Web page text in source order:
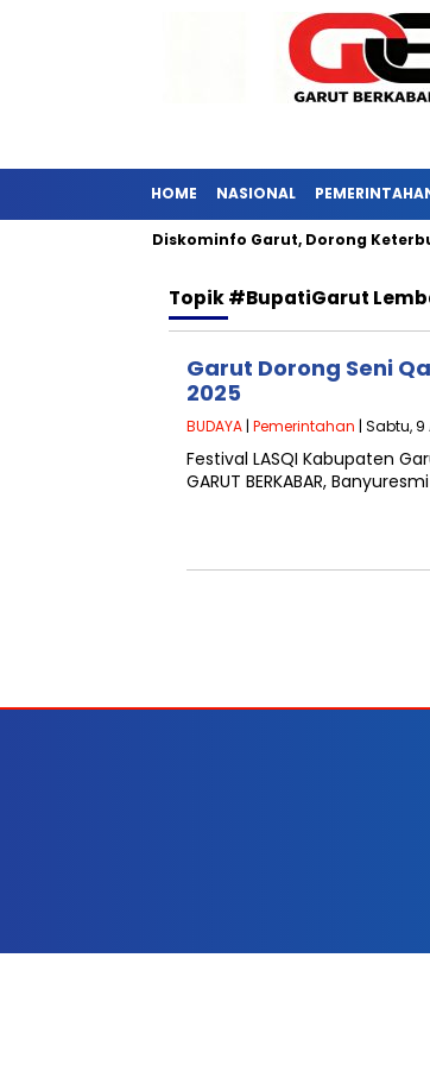
HOME NASIONAL
Kunjungi Diskominfo Garut, Dorong
Topik#BupatiGarut
Garut Dorong Seni
2025
BUDAYA | Pemerintahan | Sabtu, 9
Festival LASQI Kabupaten
GARUT BERKABAR,